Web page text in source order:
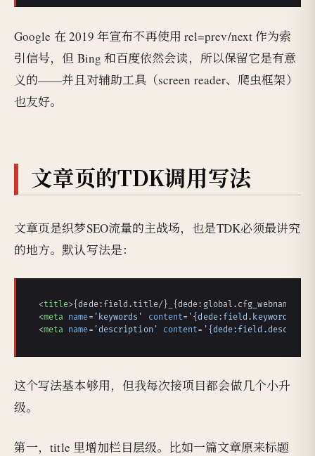
Google 在 2019 年宣布不再使用 rel=prev/next 作为索
引信号，但 Bing 和百度依然会读，所以保留它是有意
义的——并且对辅助工具（screen reader、爬虫框架）
也友好。
文章页的TDK调用写法
文章页是织梦SEO流量的主战场，也是TDK必须最讲究
的地方。默认写法是：
<title>{dede:field.title/}_{dede:global.cfg_webname/}
<meta name= 'keywords' content= '{dede:field.keywords/}'
<meta name= 'description' content=
这个写法基本够用，但我每次接项目都会做几个小升
级。
第一，title 里增加栏目层级。比如一篇文章原来标题